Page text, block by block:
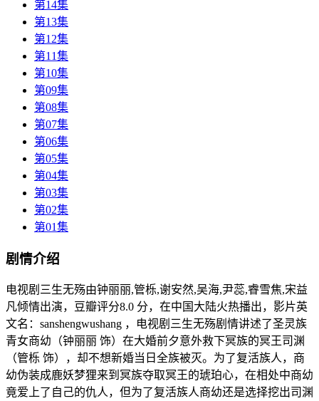
第14集
第13集
第12集
第11集
第10集
第09集
第08集
第07集
第06集
第05集
第04集
第03集
第02集
第01集
剧情介绍
电视剧三生无殇由钟丽丽,管栎,谢安然,吴海,尹蕊,睿雪焦,宋益
凡倾情出演，豆瓣评分8.0 分，在中国大陆火热播出，影片英
文名：sanshengwushang ，电视剧三生无殇剧情讲述了圣灵族
青女商幼（钟丽丽 饰）在大婚前夕意外救下冥族的冥王司渊
（管栎 饰），却不想新婚当日全族被灭。为了复活族人，商
幼伪装成鹿妖梦狸来到冥族夺取冥王的琥珀心，在相处中商幼
竟爱上了自己的仇人，但为了复活族人商幼还是选择挖出司渊